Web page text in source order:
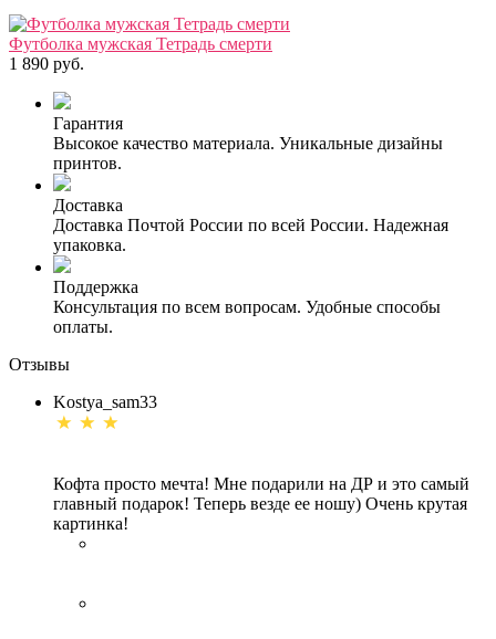
Футболка мужская Тетрадь смерти
1 890 руб.
Гарантия
Высокое качество материала. Уникальные дизайны
принтов.
Доставка
Доставка Почтой России по всей России. Надежная
упаковка.
Поддержка
Консультация по всем вопросам. Удобные способы
оплаты.
Отзывы
Kostya_sam33
Кофта просто мечта! Мне подарили на ДР и это самый
главный подарок! Теперь везде ее ношу) Очень крутая
картинка!